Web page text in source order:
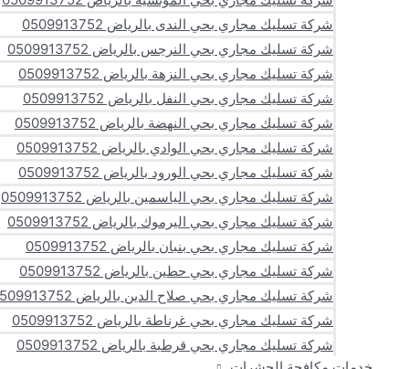
شركة تسليك مجاري بحي الندى بالرياض 0509913752
شركة تسليك مجاري بحي النرجس بالرياض 0509913752
شركة تسليك مجاري بحي النزهة بالرياض 0509913752
شركة تسليك مجاري بحي النفل بالرياض 0509913752
شركة تسليك مجاري بحي النهضة بالرياض 0509913752
شركة تسليك مجاري بحي الوادي بالرياض 0509913752
شركة تسليك مجاري بحي الورود بالرياض 0509913752
شركة تسليك مجاري بحي الياسمين بالرياض 0509913752
شركة تسليك مجاري بحي اليرموك بالرياض 0509913752
شركة تسليك مجاري بحي بنبان بالرياض 0509913752
شركة تسليك مجاري بحي حطين بالرياض 0509913752
شركة تسليك مجاري بحي صلاح الدين بالرياض 0509913752
شركة تسليك مجاري بحي غرناطة بالرياض 0509913752
شركة تسليك مجاري بحي قرطبة بالرياض 0509913752